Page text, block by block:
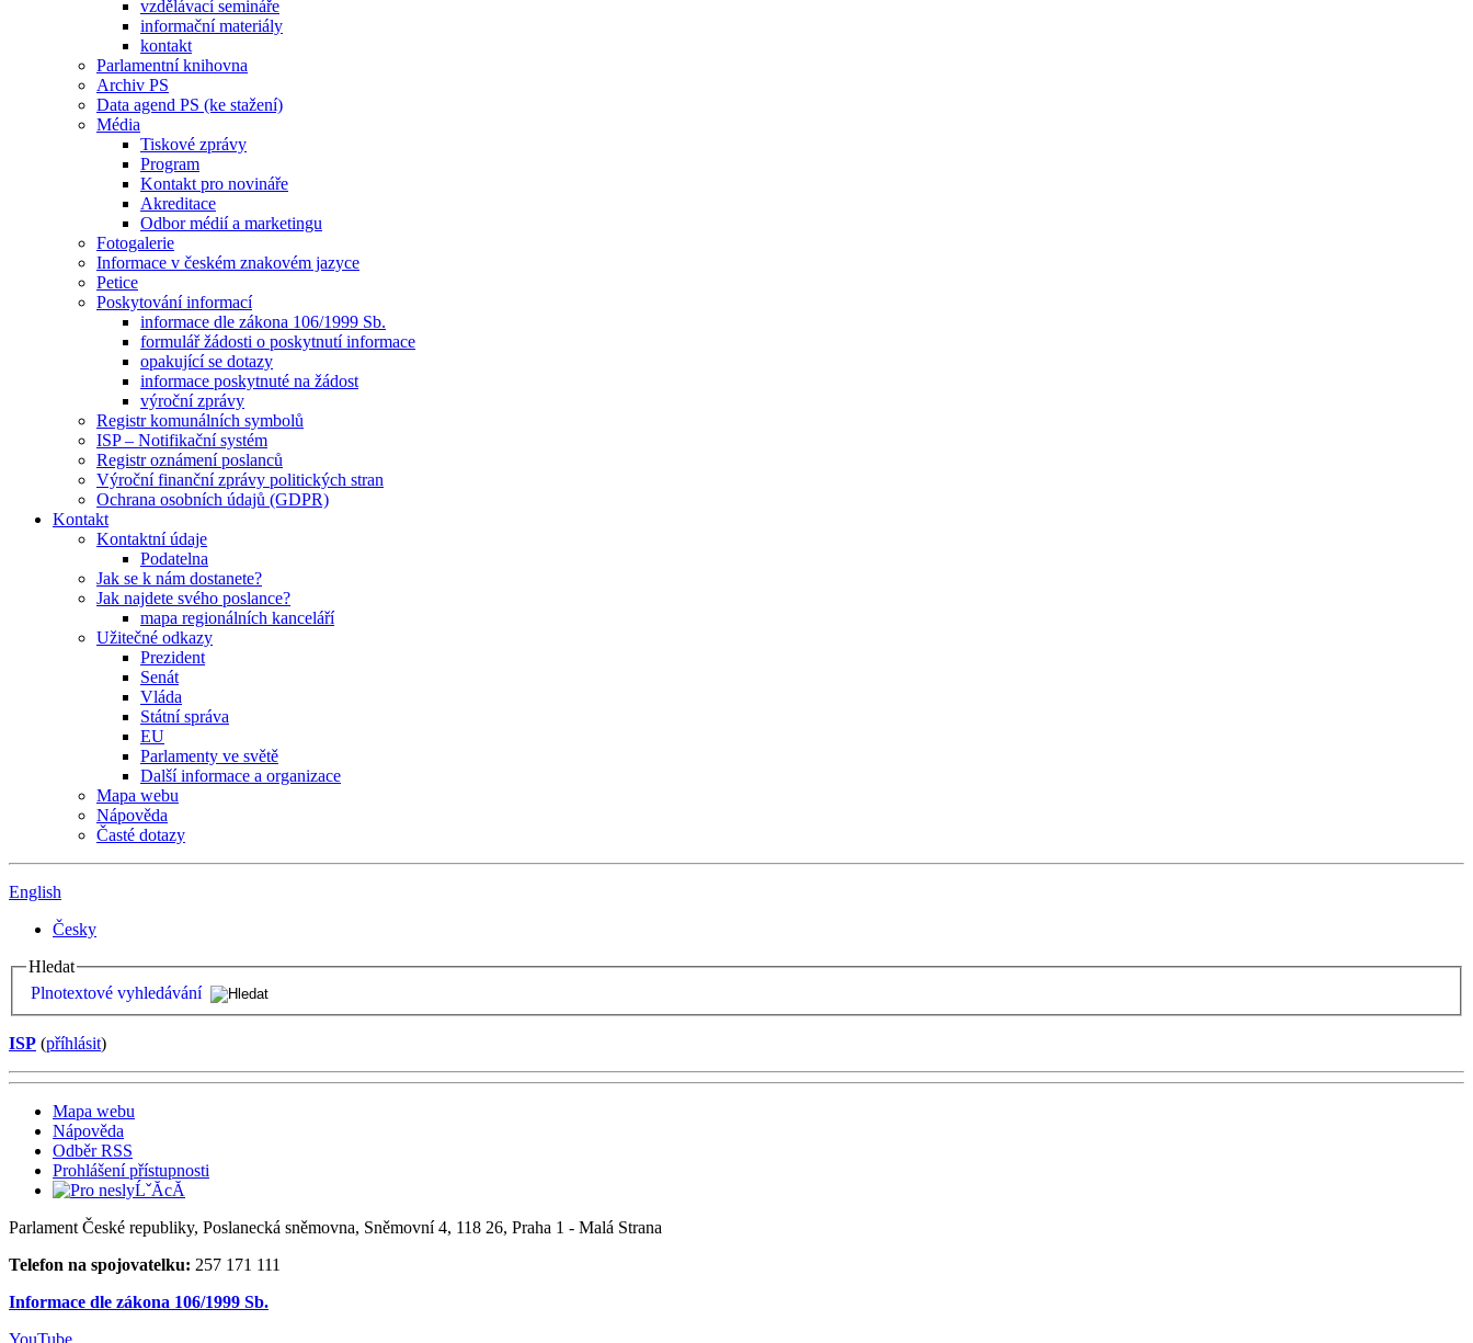
vzdělávací semináře
informační materiály
kontakt
Parlamentní knihovna
Archiv PS
Data agend PS (ke stažení)
Média
Tiskové zprávy
Program
Kontakt pro novináře
Akreditace
Odbor médií a marketingu
Fotogalerie
Informace v českém znakovém jazyce
Petice
Poskytování informací
informace dle zákona 106/1999 Sb.
formulář žádosti o poskytnutí informace
opakující se dotazy
informace poskytnuté na žádost
výroční zprávy
Registr komunálních symbolů
ISP – Notifikační systém
Registr oznámení poslanců
Výroční finanční zprávy politických stran
Ochrana osobních údajů (GDPR)
Kontakt
Kontaktní údaje
Podatelna
Jak se k nám dostanete?
Jak najdete svého poslance?
mapa regionálních kanceláří
Užitečné odkazy
Prezident
Senát
Vláda
Státní správa
EU
Parlamenty ve světě
Další informace a organizace
Mapa webu
Nápověda
Časté dotazy
English
Česky
Hledat
Plnotextové vyhledávání
ISP (příhlásit)
Mapa webu
Nápověda
Odběr RSS
Prohlášení přístupnosti
Parlament České republiky, Poslanecká sněmovna, Sněmovní 4, 118 26, Praha 1 - Malá Strana
Telefon na spojovatelku: 257 171 111
Informace dle zákona 106/1999 Sb.
YouTube